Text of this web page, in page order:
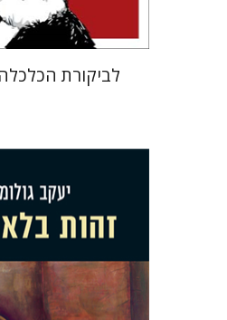
לביקורת
יעקב גולומב